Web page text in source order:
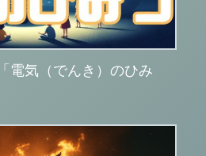
電気（でんき）のひみ